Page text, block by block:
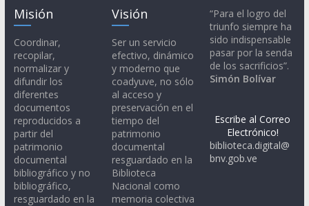
Misión
Coordinar,
recopilar,
normalizar y
difundir los
diferentes
documentos
reproducidos a
partir del
patrimonio
documental
bibliográfico y no
bibliográfico,
resguardado en la
Visión
Ser un servicio
efectivo, dinámico
y moderno que
coadyuve, no sólo
al acceso y
preservación en el
tiempo del
patrimonio
documental
resguardado en la
Biblioteca
Nacional como
memoria colectiva
“Para el logro del
triunfo siempre ha
sido indispensable
pasar por la senda
de los sacrificios”.
Simón Bolívar
Escribe al Correo
Electrónico!
biblioteca.digital@
bnv.gob.ve